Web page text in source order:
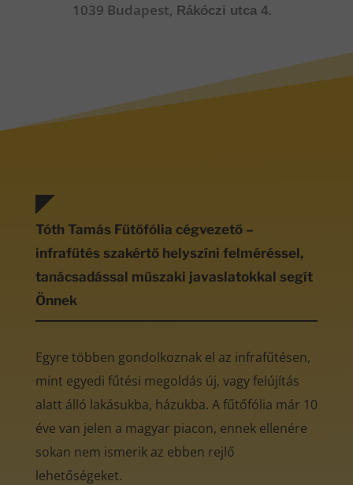
1039 Budapest, Rákóczi utca 4.
Tóth Tamás Fűtőfólia cégvezető –
infrafűtés szakértő helyszíni felméréssel,
tanácsadással műszaki javaslatokkal segít
Önnek
Egyre többen gondolkoznak el az infrafűtésen,
mint egyedi fűtési megoldás új, vagy felújítás
alatt álló lakásukba, házukba. A fűtőfólia már 10
éve van jelen a magyar piacon, ennek ellenére
sokan nem ismerik az ebben rejlő
lehetőségeket.